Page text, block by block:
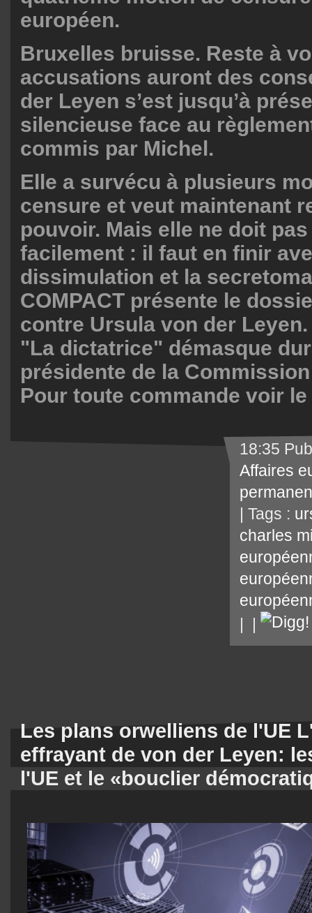
européen.
Bruxelles bruisse. Reste à
accusations auront des
der Leyen s’est jusqu’à
silencieuse face au
commis par Michel.
Elle a survécu à plusieurs
censure et veut maintenant
pouvoir. Mais elle ne doit
facilement : il faut en finir
dissimulation et la
COMPACT présente le
contre Ursula von der
"La dictatrice" démasque
présidente de la
Pour toute commande voir
18:35
Affaires
| Tags :
charles
|
|
Les plans orwelliens de l'UE
effrayant de von der Leyen:
l'UE et le «bouclier